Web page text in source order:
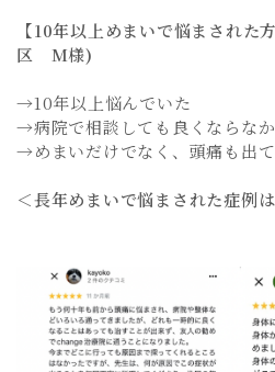
【10年以上めまいで悩まされた
区 M様)
→10年以上悩んでいた
→病院で相談しても良くならな
→めまいだけでなく、頭痛も出
＜長年めまいで悩まされた症例